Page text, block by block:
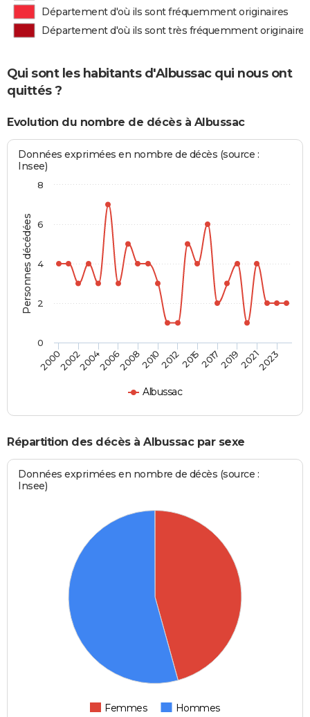
Département d'où ils sont fréquemment originaires
Département d'où ils sont très fréquemment originaires
Qui sont les habitants d'Albussac qui nous ont
quittés ?
Evolution du nombre de décès à Albussac
Personnes décédées
Données exprimées en nombre de décès (source :
Insee)
Albussac
200020022004200620082010201220152017201920212023
0
2
4
6
8
Répartition des décès à Albussac par sexe
Données exprimées en nombre de décès (source :
Insee)
Femmes Hommes